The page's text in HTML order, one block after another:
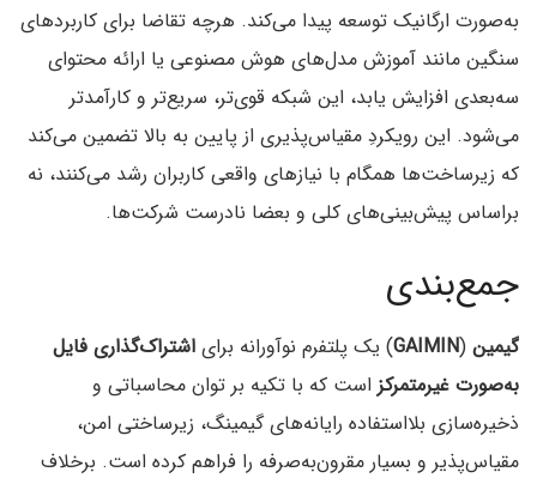
به‌صورت ارگانیک توسعه پیدا می‌کند. هرچه تقاضا برای کاربردهای
سنگین مانند آموزش مدل‌های هوش مصنوعی یا ارائه محتوای
سه‌بعدی افزایش یابد، این شبکه قوی‌تر، سریع‌تر و کارآمدتر
می‌شود. این رویکردِ مقیاس‌پذیری از پایین به بالا تضمین می‌کند
که زیرساخت‌ها همگام با نیازهای واقعی کاربران رشد می‌کنند، نه
براساس پیش‌بینی‌های کلی و بعضا نادرست شرکت‌ها.
جمع‌بندی
گیمین (
GAIMIN) یک پلتفرم نوآورانه برای اشتراک‌گذاری فایل
به‌صورت غیرمتمرکز است که با تکیه بر توان محاسباتی و
ذخیره‌سازی بلااستفاده رایانه‌های گیمینگ، زیرساختی امن،
مقیاس‌پذیر و بسیار مقرون‌به‌صرفه را فراهم کرده است. برخلاف